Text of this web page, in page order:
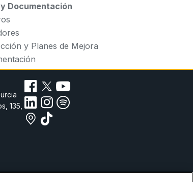
Documentación
y Planes de Mejora
135,